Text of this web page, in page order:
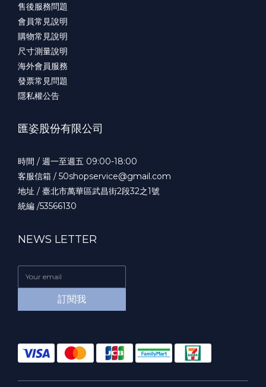
售後服務問題
會員常見說明
購物常見說明
尺寸測量說明
海外會員服務
發票常見問題
隱私權公告
匯姿股份有限公司
時間 / 週一至週五 09:00-18:00
客服信箱 / 50shopservice@gmail.com
地址 / 臺北市萬華區武昌街2段32之1號
統編 /53566130
NEWS LETTER
訂閱我